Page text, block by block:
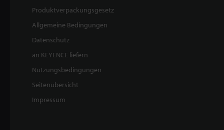
Produktverpackungsgesetz
Allgemeine Bedingungen
Datenschutz
an KEYENCE liefern
Nutzungsbedingungen
Seitenübersicht
Impressum